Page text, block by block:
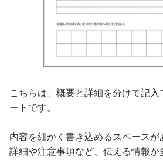
こちらは、概要と詳細を分けて記入
ートです。
内容を細かく書き込めるスペース
詳細や注意事項など、伝える情報が